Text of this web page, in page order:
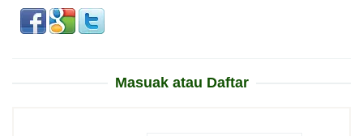
Masuak atau Daftar